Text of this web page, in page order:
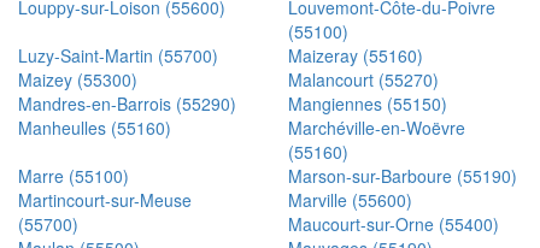
Louppy-sur-Loison (55600)
Louvemont-Côte-du-Poivre
(55100)
Luzy-Saint-Martin (55700)
Maizeray (55160)
Maizey (55300)
Malancourt (55270)
Mandres-en-Barrois (55290)
Mangiennes (55150)
Manheulles (55160)
Marchéville-en-Woëvre
(55160)
Marre (55100)
Marson-sur-Barboure (55190)
Martincourt-sur-Meuse
(55700)
Marville (55600)
Maucourt-sur-Orne (55400)